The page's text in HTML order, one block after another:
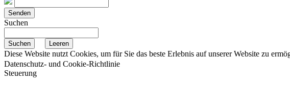
Suchen
Diese Website nutzt Cookies, um für Sie das beste Erlebnis auf unserer Website zu
Datenschutz- und Cookie-Richtlinie
Steuerung